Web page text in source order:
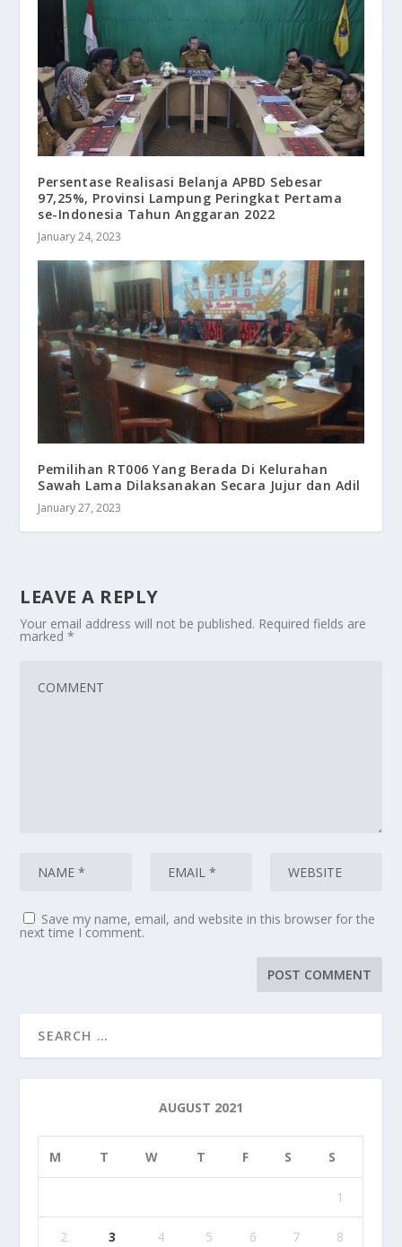
Persentase Realisasi Belanja APBD Sebesar
97,25%, Provinsi Lampung Peringkat Pertama
se-Indonesia Tahun Anggaran 2022
January 24, 2023
Pemilihan RT006 Yang Berada Di Kelurahan
Sawah Lama Dilaksanakan Secara Jujur dan Adil
January 27, 2023
LEAVE A REPLY
Your email address will not be published. Required fields are
marked*
Save my name, email, and website in this browser for the
next time I comment.
AUGUST 2021
M T W T F S S
1
2 3 4 5 6 7 8